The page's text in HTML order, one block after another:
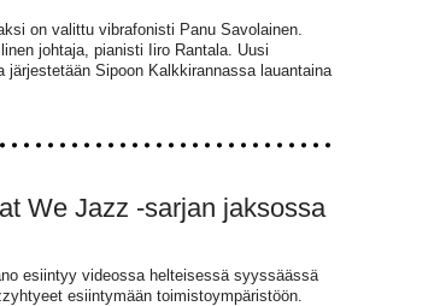
on valittu vibrafonisti Panu Savolainen.
johtaja, pianisti Iiro Rantala. Uusi
Sipoon Kalkkirannassa lauantaina
We Jazz -sarjan jaksossa
esiintyy videossa helteisessä syyssäässä
esiintymään toimistoympäristöön.